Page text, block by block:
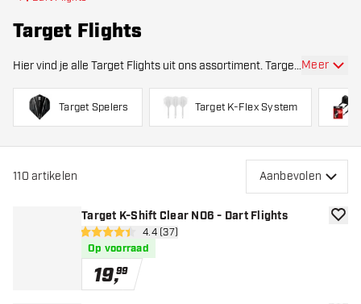
Target Flights
Hier vind je alle Target Flights uit ons assortiment. Target
afwerking en moderne designs. Het merk biedt een
breed scala aan flights in versch
Meer
Target Spelers Target K-Flex System
110 artikelen Aanbevolen
Target K-Shift Clear NO6 - Dart Flights
open reviews drawer
4.4 score sterren4.4 (37)
Op voorraad
19,99